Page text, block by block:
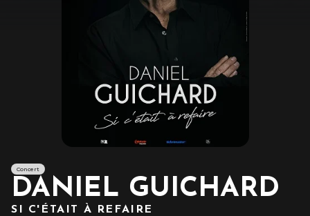
Concert
DANIEL GUICHARD
SI C'ÉTAIT À REFAIRE